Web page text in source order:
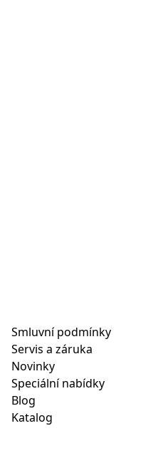
Smluvní podmínky
Servis a záruka
Novinky
Speciální nabídky
Blog
Katalog